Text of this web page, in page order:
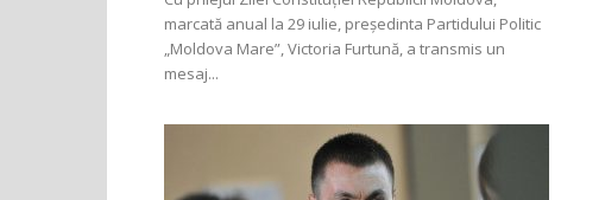
marcată anual la 29 iulie, președinta Partidului Politic
„Moldova Mare”, Victoria Furtună, a transmis un
mesaj...